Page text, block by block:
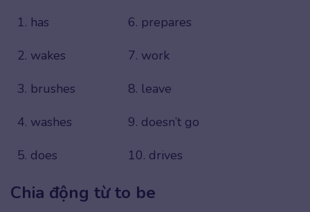
1. has
6. prepares
2. wakes
7. work
3. brushes
8. leave
4. washes
9. doesn’t go
5. does
10. drives
Chia động từ to be